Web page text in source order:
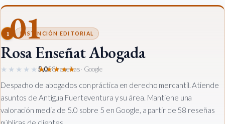
01
1 DISTINCIÓN EDITORIAL
Rosa Enseñat Abogada
★★★★★★★★★★
5,058 reseñas· Google
Despacho de abogados con práctica en derecho mercantil. Atiende
asuntos de Antigua Fuerteventura y su área. Mantiene una
valoración media de 5.0 sobre 5 en Google, a partir de 58 reseñas